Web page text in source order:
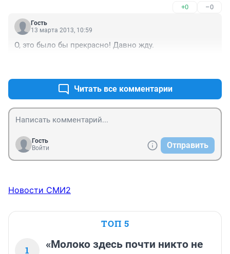
+0 –0
Гость
13 марта 2013, 10:59
О, это было бы прекрасно! Давно жду.
Читать все комментарии
Гость
Войти
Отправить
Новости СМИ2
ТОП 5
1
«Молоко здесь почти никто не